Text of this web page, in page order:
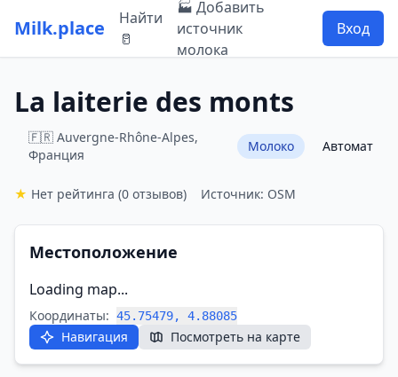
Milk.place
Найти
🥛
🏭 Добавить
источник
молока
Вход
La laiterie des monts
🇫🇷 Auvergne-Rhône-Alpes,
Франция
Молоко Автомат
★ Нет рейтинга (0 отзывов) Источник: OSM
Местоположение
Loading map...
Координаты: 45.75479, 4.88085
Навигация Посмотреть на карте